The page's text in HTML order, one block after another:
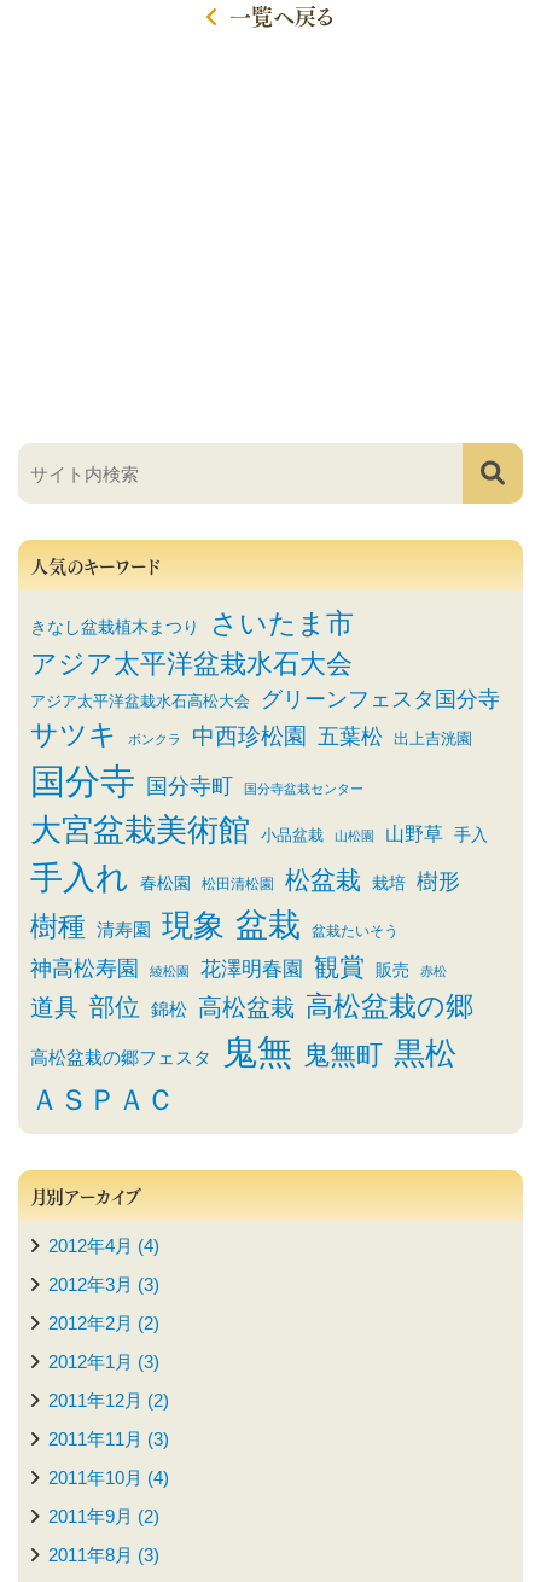
一覧へ戻る
人気のキーワード
きなし盆栽植木まつり さいたま市
アジア太平洋盆栽水石大会
アジア太平洋盆栽水石高松大会 グリーンフェスタ国分寺
サツキ ボンクラ 中西珍松園 五葉松 出上吉洸園
国分寺 国分寺町 国分寺盆栽センター
大宮盆栽美術館 小品盆栽 山松園 山野草 手入
手入れ 春松園 松田清松園 松盆栽 栽培 樹形
樹種 清寿園 現象 盆栽 盆栽たいそう
神高松寿園 綾松園 花澤明春園 観賞 販売 赤松
道具 部位 錦松 高松盆栽 高松盆栽の郷
高松盆栽の郷フェスタ 鬼無 鬼無町 黒松
ＡＳＰＡＣ
月別アーカイブ
2012年4月 (4)
2012年3月 (3)
2012年2月 (2)
2012年1月 (3)
2011年12月 (2)
2011年11月 (3)
2011年10月 (4)
2011年9月 (2)
2011年8月 (3)